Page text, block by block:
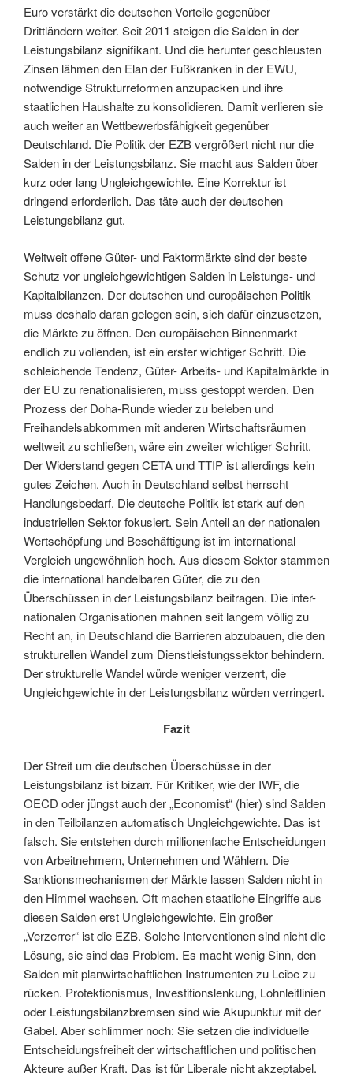
Euro verstärkt die deutschen Vorteile gegenüber
Drittländern weiter. Seit 2011 steigen die Salden in der
Leistungsbilanz signifikant. Und die herunter geschleusten
Zinsen lähmen den Elan der Fußkranken in der EWU,
notwendige Strukturreformen anzupacken und ihre
staatlichen Haushalte zu konsolidieren. Damit verlieren sie
auch weiter an Wettbewerbsfähigkeit gegenüber
Deutschland. Die Politik der EZB vergrößert nicht nur die
Salden in der Leistungsbilanz. Sie macht aus Salden über
kurz oder lang Ungleichgewichte. Eine Korrektur ist
dringend erforderlich. Das täte auch der deutschen
Leistungsbilanz gut.
Weltweit offene Güter- und Faktormärkte sind der beste
Schutz vor ungleichgewichtigen Salden in Leistungs- und
Kapitalbilanzen. Der deutschen und europäischen Politik
muss deshalb daran gelegen sein, sich dafür einzusetzen,
die Märkte zu öffnen. Den europäischen Binnenmarkt
endlich zu vollenden, ist ein erster wichtiger Schritt. Die
schleichende Tendenz, Güter- Arbeits- und Kapitalmärkte in
der EU zu renationalisieren, muss gestoppt werden. Den
Prozess der Doha-Runde wieder zu beleben und
Freihandelsabkommen mit anderen Wirtschaftsräumen
weltweit zu schließen, wäre ein zweiter wichtiger Schritt.
Der Widerstand gegen CETA und TTIP ist allerdings kein
gutes Zeichen. Auch in Deutschland selbst herrscht
Handlungsbedarf. Die deutsche Politik ist stark auf den
industriellen Sektor fokusiert. Sein Anteil an der nationalen
Wertschöpfung und Beschäftigung ist im international
Vergleich ungewöhnlich hoch. Aus diesem Sektor stammen
die international handelbaren Güter, die zu den
Überschüssen in der Leistungsbilanz beitragen. Die inter-
nationalen Organisationen mahnen seit langem völlig zu
Recht an, in Deutschland die Barrieren abzubauen, die den
strukturellen Wandel zum Dienstleistungssektor behindern.
Der strukturelle Wandel würde weniger verzerrt, die
Ungleichgewichte in der Leistungsbilanz würden verringert.
Fazit
Der Streit um die deutschen Überschüsse in der
Leistungsbilanz ist bizarr. Für Kritiker, wie der IWF, die
OECD oder jüngst auch der „Economist“ (hier) sind Salden
in den Teilbilanzen automatisch Ungleichgewichte. Das ist
falsch. Sie entstehen durch millionenfache Entscheidungen
von Arbeitnehmern, Unternehmen und Wählern. Die
Sanktionsmechanismen der Märkte lassen Salden nicht in
den Himmel wachsen. Oft machen staatliche Eingriffe aus
diesen Salden erst Ungleichgewichte. Ein großer
„Verzerrer“ ist die EZB. Solche Interventionen sind nicht die
Lösung, sie sind das Problem. Es macht wenig Sinn, den
Salden mit planwirtschaftlichen Instrumenten zu Leibe zu
rücken. Protektionismus, Investitionslenkung, Lohnleitlinien
oder Leistungsbilanzbremsen sind wie Akupunktur mit der
Gabel. Aber schlimmer noch: Sie setzen die individuelle
Entscheidungsfreiheit der wirtschaftlichen und politischen
Akteure außer Kraft. Das ist für Liberale nicht akzeptabel.